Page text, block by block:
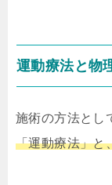
運動療法と物
施術の方法とし
「運動療法」と